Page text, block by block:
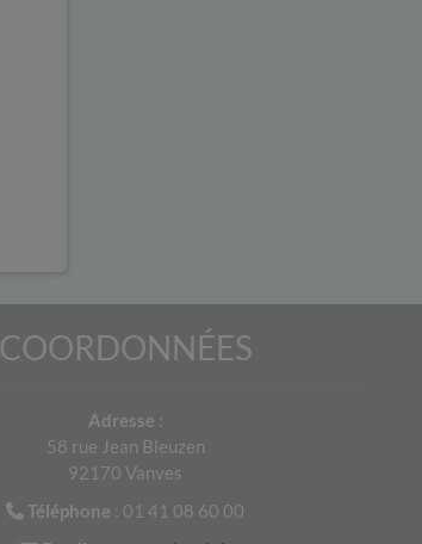
COORDONNÉES
Adresse :
58 rue Jean Bleuzen
92170 Vanves
Téléphone : 01 41 08 60 00